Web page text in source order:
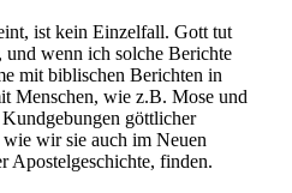
ist kein Einzelfall. Gott tut
und wenn ich solche Berichte
mit biblischen Berichten in
Menschen, wie z.B. Mose und
göttlicher
wir sie auch im Neuen
Apostelgeschichte, finden.